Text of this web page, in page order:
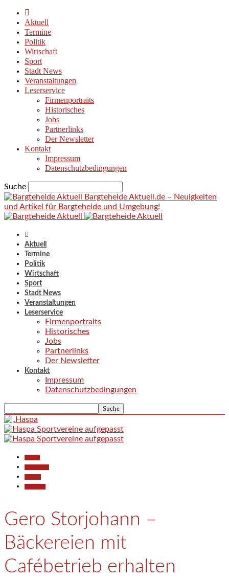
Aktuell
Termine
Politik
Wirtschaft
Sport
Stadt News
Veranstaltungen
Leserservice
Firmenportraits
Historisches
Jobs
Partnerlinks
Der Newsletter
Kontakt
Impressum
Datenschutzbedingungen
Suche
Bargteheide Aktuell.de – Neuigkeiten
und Artikel für Bargteheide und Umgebung!
Aktuell
Termine
Politik
Wirtschaft
Sport
Stadt News
Veranstaltungen
Leserservice
Firmenportraits
Historisches
Jobs
Partnerlinks
Der Newsletter
Kontakt
Impressum
Datenschutzbedingungen
Gero Storjohann –
Bäckereien mit
Cafébetrieb erhalten